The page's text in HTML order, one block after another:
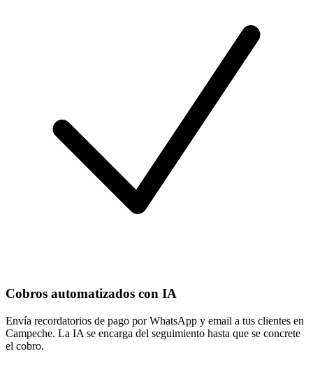
Cobros automatizados con IA
Envía recordatorios de pago por WhatsApp y email a tus clientes en
Campeche. La IA se encarga del seguimiento hasta que se concrete
el cobro.